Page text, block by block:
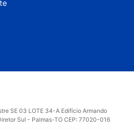
SE 03 LOTE 34-A Edifício Armando
Sul - Palmas-TO CEP: 77020-016